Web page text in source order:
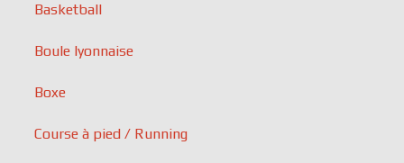
Basketball
Boule lyonnaise
Boxe
Course à pied / Running